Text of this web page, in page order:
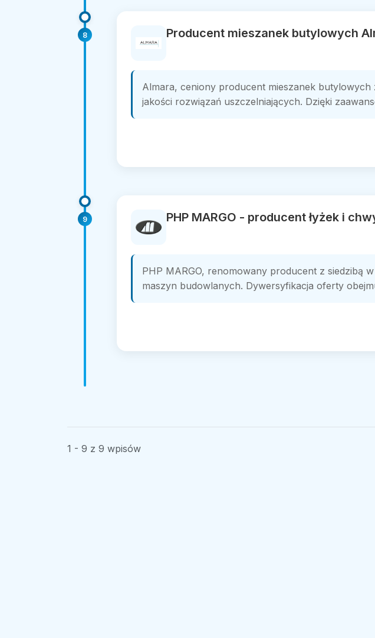
8 Producent mieszanek butylowych
Almara, ceniony producent mieszanek butylowych
jakości rozwiązań uszczelniających. Dzięki
9 PHP MARGO - producent łyżek i
PHP MARGO, renomowany producent z siedzibą
maszyn budowlanych. Dywersyfikacja oferty
1 - 9 z 9 wpisów